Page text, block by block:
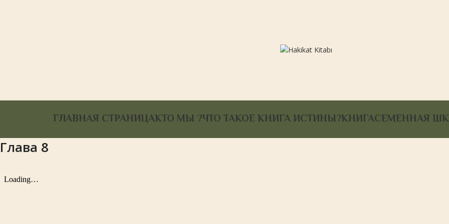
ГЛАВНАЯ СТРАНИЦАКТО МЫ ?ЧТО ТАКОЕ КНИГА ИСТИНЫ?КНИГАСЕМЕННАЯ
Глава 8